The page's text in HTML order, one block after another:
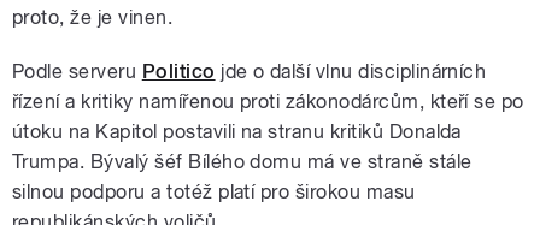
proto, že je vinen.
Podle serveru Politico jde o další vlnu disciplinárních
řízení a kritiky namířenou proti zákonodárcům, kteří se po
útoku na Kapitol postavili na stranu kritiků Donalda
Trumpa. Bývalý šéf Bílého domu má ve straně stále
silnou podporu a totéž platí pro širokou masu